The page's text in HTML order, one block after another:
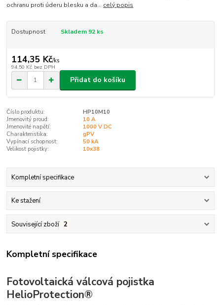
ochranu proti úderu blesku a da... celý popis
Dostupnost Skladem 92 ks
114,35 Kč/ks
94,50 Kč bez DPH
Přidat do košíku
Číslo produktu:
HP10M10
Jmenovitý proud:
10 A
Jmenovité napětí:
1000 V DC
Charakteristika:
gPV
Vypínací schopnost:
50 kA
Velikost pojistky:
10x38
Kompletní specifikace
Ke stažení
Související zboží 2
Kompletní specifikace
Fotovoltaická válcová pojistka
HelioProtection®